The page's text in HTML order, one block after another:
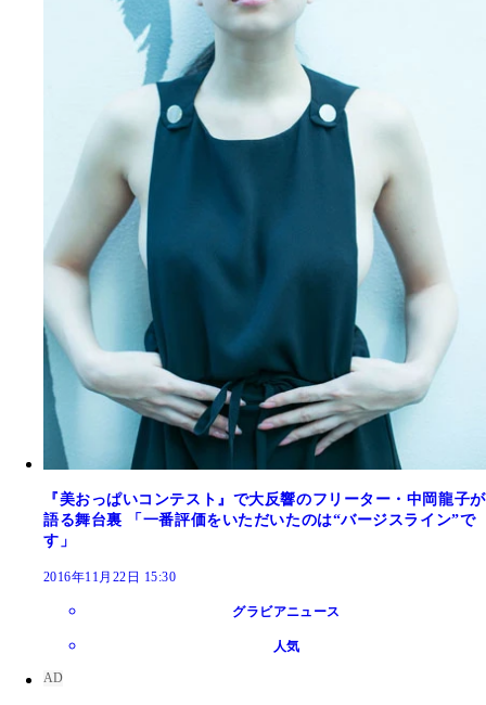
『美おっぱいコンテスト』で大反響のフリーター・中岡龍子が
語る舞台裏 「一番評価をいただいたのは“バージスライン”で
す」
2016年11月22日 15:30
グラビアニュース
人気